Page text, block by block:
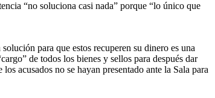
“no soluciona casi nada” porque “lo único que
para que estos recuperen su dinero es una
de todos los bienes y sellos para después dar
acusados no se hayan presentado ante la Sala para